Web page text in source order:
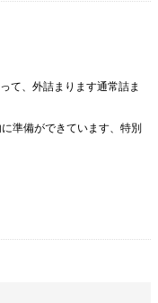
て、外詰まります通常詰ま
準備ができています、特別